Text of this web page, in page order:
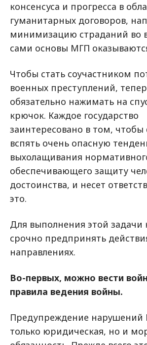
консенсуса и прогресса в
гуманитарных договоров,
минимизацию страданий во
сами основы МГП
Чтобы стать соучастником
военных преступлений,
обязательно нажимать на
крючок. Каждое государство
заинтересовано в том, чтобы
вспять очень опасную
выхолащивания
обеспечивающего защиту
достоинства, и несет
это.
Для выполнения этой задачи
срочно предпринять
направлениях.
Во-первых, можно вести
правила ведения войны.
Предупреждение нарушений
только юридическая, но и